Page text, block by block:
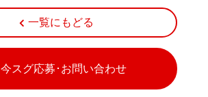
一覧にもどる
今スグ応募･お問い合わせ